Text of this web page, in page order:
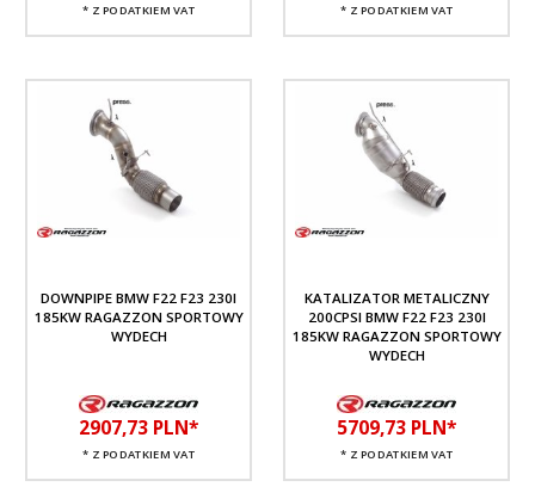
* Z PODATKIEM VAT * Z PODATKIEM VAT
DOWNPIPE BMW F22 F23 230I
185KW RAGAZZON SPORTOWY
WYDECH
2907,73 PLN*
* Z PODATKIEM VAT
KATALIZATOR METALICZNY
200CPSI BMW F22 F23 230I
185KW RAGAZZON SPORTOWY
WYDECH
5709,73 PLN*
* Z PODATKIEM VAT